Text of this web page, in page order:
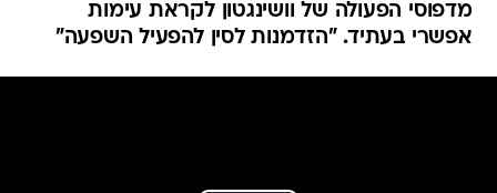
מדפוסי הפעולה של וושינגטון לקראת עימות
אפשרי בעתיד. "הזדמנות לסין להפעיל השפעה"